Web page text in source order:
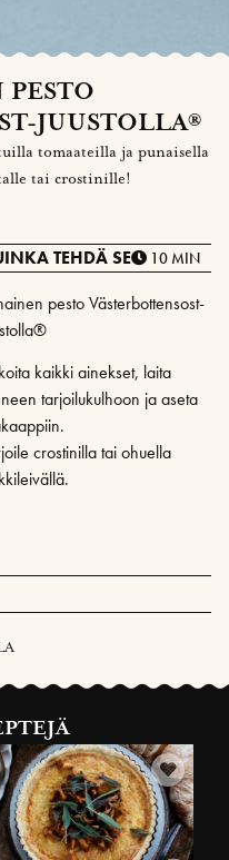
PESTO
JUUSTOLLA®
tomaateilla ja punaisella
tai crostinille!
TEHDÄ SE 10 MIN
pesto Västerbottensost-
kaikki ainekset, laita
tarjoilukulhoon ja aseta
crostinilla tai ohuella